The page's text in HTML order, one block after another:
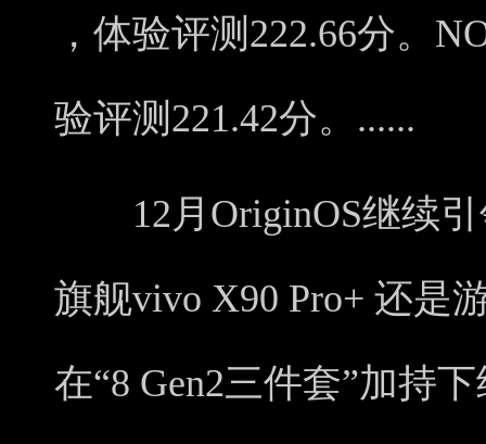
，体验评测222.66分。
验评测221.42分。......
12月OriginOS继续引
旗舰vivo X90 Pro+ 还是
在“8 Gen2三件套”加持